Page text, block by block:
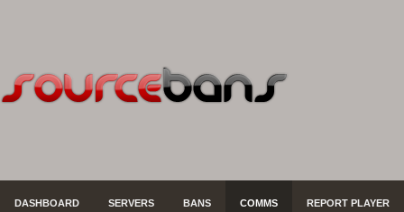
DASHBOARD SERVERS BANS COMMS REPORT PLAYER